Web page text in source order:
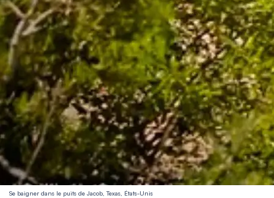
Se baigner dans le puits de Jacob, Texas, États-Unis